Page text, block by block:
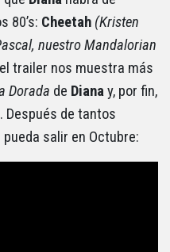
80’s: Cheetah (Kristen
nuestro Mandalorian
trailer nos muestra más
Dorada de Dianay, por fin,
Después de tantos
salir en Octubre: